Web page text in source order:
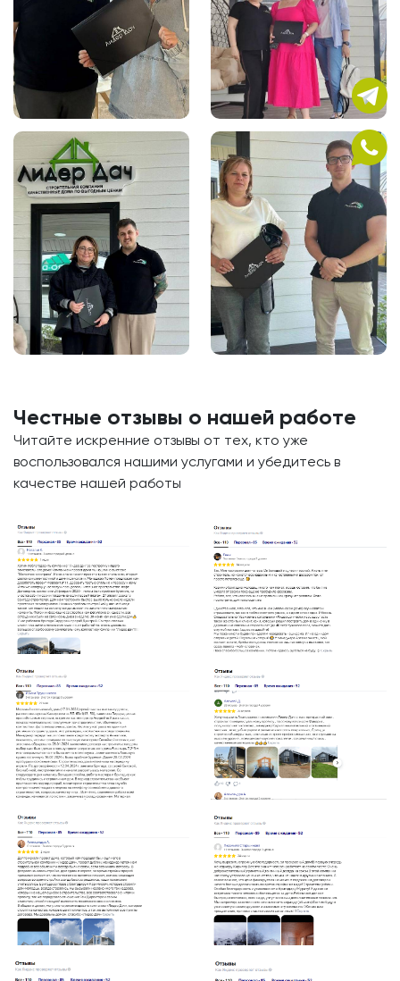
Честные отзывы о нашей работе
Читайте искренние отзывы от тех, кто уже
воспользовался нашими услугами и убедитесь в
качестве нашей работы